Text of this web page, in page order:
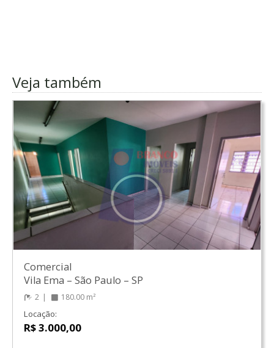
Veja também
Comercial
Vila Ema – São Paulo – SP
2 180.00 m²
Locação:
R$ 3.000,00